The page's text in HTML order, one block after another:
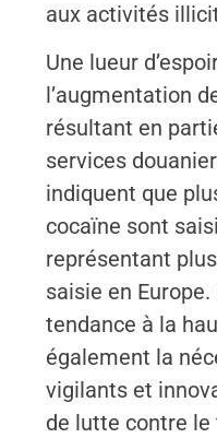
aux activités
Une lueur
l’augmentation
résultant en
services
indiquent que
cocaïne sont
représentant
saisie en
tendance à la
également la
vigilants et
de lutte contre